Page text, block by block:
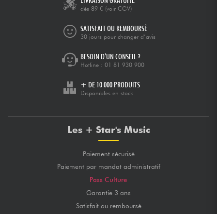
Voir nos marques
dès 89 € (voir CGV)
SATISFAIT OU REMBOURSÉ
30 jours pour changer d’avis
BESOIN D’UN CONSEIL ?
Hotline : 01 81 930 900
+ DE 10 000 PRODUITS
Disponibles en stock
Les + Star's Music
Paiement sécurisé
Paiement par mandat administratif
Pass Culture
Garantie 3 ans
Satisfait ou remboursé